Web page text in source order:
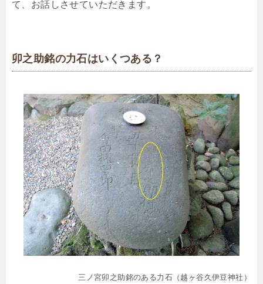
て、お話しさせていただきます。
卯之助銘の力石はいくつある？
三ノ宮卯之助銘のある力石（越ヶ谷久伊豆神社）